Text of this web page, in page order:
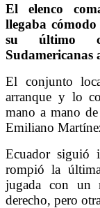
El elenco
llegaba
su último
Sudamericanas
El conjunto
arranque y lo
mano a mano
Emiliano
Ecuador siguió
rompió la
jugada con un
derecho, pero